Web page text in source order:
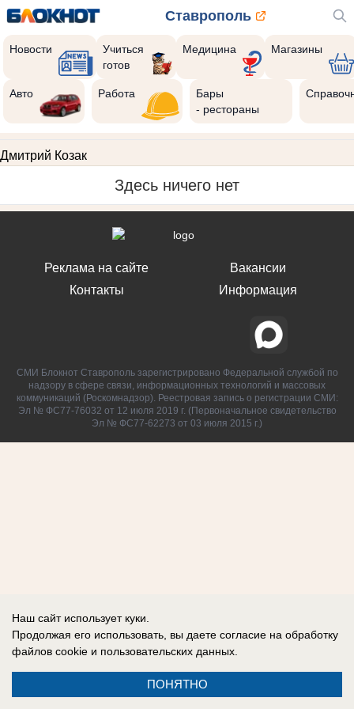
Ставрополь
Новости
Учиться
готов
Медицина Магазины
Авто Работа
Бары
- рестораны
Дмитрий Козак
Здесь ничего нет
Реклама на сайте
Контакты
Вакансии
Информация
СМИ Блокнот Ставрополь зарегистрировано Федеральной службой по
надзору в сфере связи, информационных технологий и массовых
коммуникаций (Роскомнадзор). Реестровая запись о регистрации СМИ:
Эл № ФС77-76032 от 12 июля 2019 г. (Первоначальное свидетельство
Эл № ФС77-62273 от 03 июля 2015 г.)
Наш сайт использует куки.
Продолжая его использовать, вы даете согласие на обработку
файлов cookie и пользовательских данных.
ПОНЯТНО